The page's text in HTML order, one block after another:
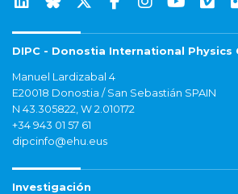
DIPC - Donostia International Physics
Manuel Lardizabal 4
E20018 Donostia / San Sebastián SPAIN
N 43.305822, W 2.010172
+34 943 01 57 61
dipcinfo@ehu.eus
Investigación